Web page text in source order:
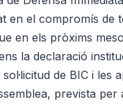
en el compromís de
en els pròxims
la declaració
de BIC i les
prevista per